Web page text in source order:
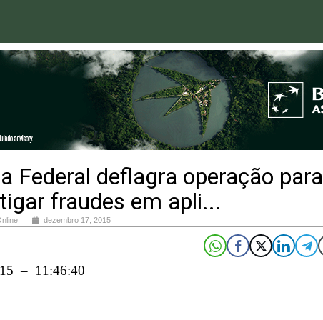
Federal deflagra operação para
fraudes em apli...
dezembro 17, 2015
– 11:46:40